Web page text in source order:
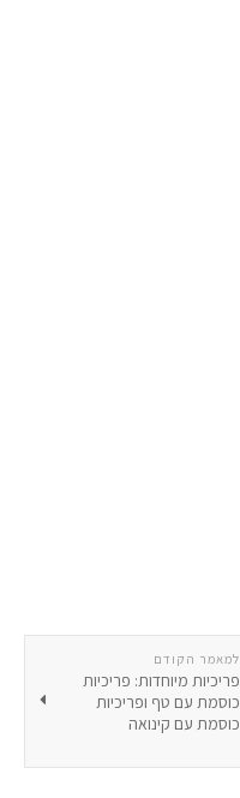
למאמר הקודם
פריכיות מיוחדות: פריכיות
כוסמת עם טף ופריכיות
כוסמת עם קינואה